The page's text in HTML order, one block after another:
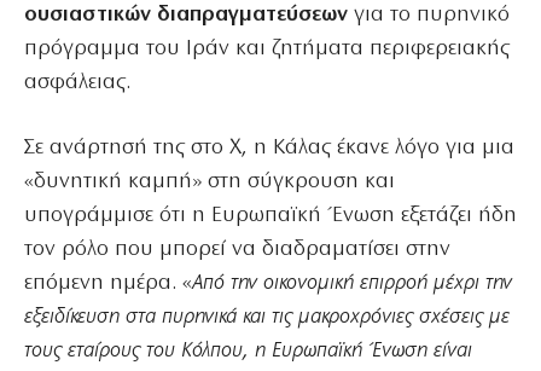
ουσιαστικών διαπραγματεύσεων για το πυρηνικό
πρόγραμμα του Ιράν και ζητήματα περιφερειακής
ασφάλειας.
Σε ανάρτησή της στο Χ, η Κάλας έκανε λόγο για μια
«δυνητική καμπή» στη σύγκρουση και
υπογράμμισε ότι η Ευρωπαϊκή Ένωση εξετάζει ήδη
τον ρόλο που μπορεί να διαδραματίσει στην
επόμενη ημέρα. «Από την οικονομική επιρροή μέχρι την
εξειδίκευση στα πυρηνικά και τις μακροχρόνιες σχέσεις με
τους εταίρους του Κόλπου, η Ευρωπαϊκή Ένωση είναι